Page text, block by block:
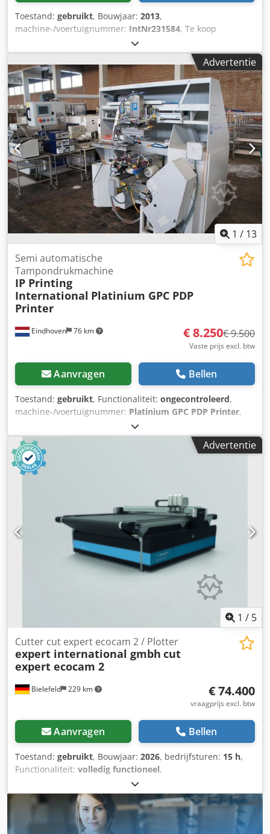
Toestand: gebruikt, Bouwjaar: 2013,
machine-/voertuignummer: IntNr231584, Te koop
aangeboden: een robuuste ACCUWAY UT-300 CNC-schuine
bedbank, bouwjaar 2013, inclusief FEDEK DH-65L
stafaanvoer. Technische gegevens Besturing: FANUC 0i-TC
Aantal assen: 2 assen, X/Z X-as verplaatsing: 300 mm Z-as
verplaatsing: 750 mm Snelle verplaatsing X-as: 20 m/min
Snelle verplaatsing Z-as: 24 m/min Toerental hoofdspil: tot
3.500 tpm Stafdoorlaat: 75 mm Hoofdspilmotorvermogen:
ca. 15 / 18,5 kW Gereedschapwisselaar: 12 posities
Taillebank Machinegewicht: ca. 5.500 kg
Machineafmetingen: ca. 3.300 × 1.800 × 1.800 mm FEDEK
DH-65L stafaanvoer Staflengte: ca. 1.500 mm Stafdiameter:
ca. 5–65 mm Dodpfx Afszp If Rswjck Interface: aansluiting
voor stafaanvoer aanwezig De machine kan na afspraak
bezichtigd worden. Wijzigingen, vergissingen in de
technische gegevens en voorafgaande verkoop
voorbehouden.
Advertentie
1 / 13
Eindhoven 76 km
Semi automatische
Tampondrukmachine
IP Printing
International Platinium GPC PDP
Printer
€ 8.250€ 9.500
Vaste prijs excl. btw
Aanvragen Bellen
Toestand: gebruikt, Functionaliteit: ongecontroleerd,
machine-/voertuignummer: Platinium GPC PDP Printer,
Gebruikte IP Semi Automatische Tampondrukinstallatie /
Tamponprinter IP Printing International Semi Automatic
Pad Printing Machine Djdpow H Naaefx Afweck "Used for
Pad Printing of PIA on son-tubes and on shaped products"
Manufacturer: IP Printing International Belgium Model:
Controller: Siemens Simatic Tough Pannel Inclusief pallet
met gereedschap en extra onderdelen
Advertentie
1 / 5
Bielefeld 229 km
Cutter cut expert ecocam 2 / Plotter
expert international gmbh cut
expert ecocam 2
€ 74.400
vraagprijs excl. btw
Aanvragen Bellen
Toestand: gebruikt, Bouwjaar: 2026, bedrijfsturen: 15 h,
Functionaliteit: volledig functioneel,
204065
mm, totale hoogte:3.300 mm, Gebruikte machine CNC-
cutter/plotter Snijvlak in X en Y: 2.500 x 2.100 mm
Multifunctioneel CAM-snijsysteem met CNC-mes-